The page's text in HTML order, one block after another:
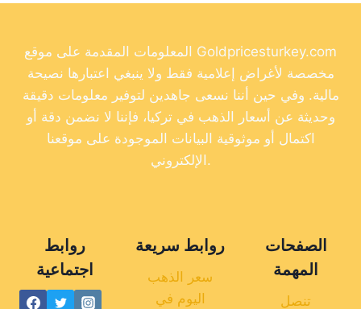
المعلومات المقدمة على موقع Goldpricesturkey.com
مخصصة لأغراض إعلامية فقط ولا ينبغي اعتبارها نصيحة
مالية. وفي حين أننا نسعى جاهدين لتوفير معلومات دقيقة
وحديثة عن أسعار الذهب في تركيا، فإننا لا نضمن دقة أو
اكتمال أو موثوقية البيانات الموجودة على موقعنا
الإلكتروني.
روابط
اجتماعية
روابط سريعة
سعر الذهب
اليوم في
الصفحات
المهمة
تنصل